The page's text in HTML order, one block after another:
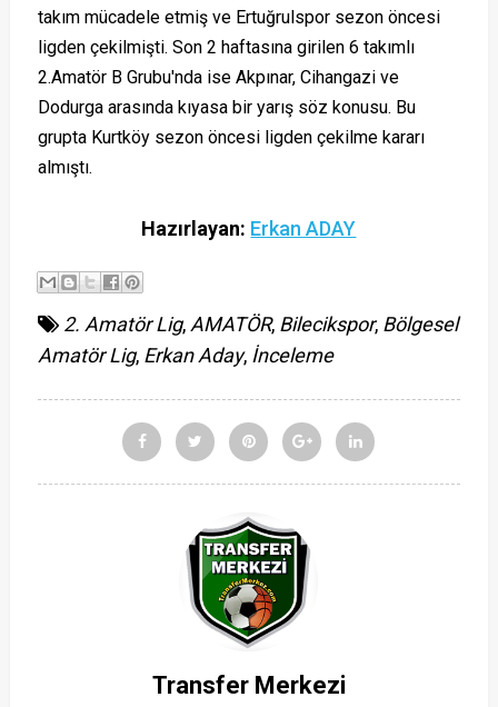
takım mücadele etmiş ve Ertuğrulspor sezon öncesi
ligden çekilmişti. Son 2 haftasına girilen 6 takımlı
2.Amatör B Grubu'nda ise Akpınar, Cihangazi ve
Dodurga arasında kıyasa bir yarış söz konusu. Bu
grupta Kurtköy sezon öncesi ligden çekilme kararı
almıştı.
Hazırlayan: Erkan ADAY
2. Amatör Lig, AMATÖR, Bilecikspor, Bölgesel
Amatör Lig, Erkan Aday, İnceleme
Transfer Merkezi